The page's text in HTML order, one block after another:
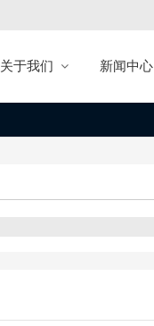
关于我们 新闻中心